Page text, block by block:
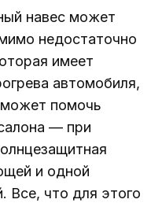
навес может
недостаточно
имеет
автомобиля,
помочь
— при
и одной
Все, что для этого